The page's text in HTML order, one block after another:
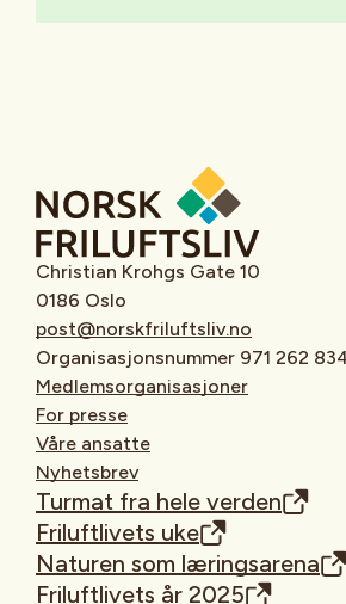
Christian Krohgs Gate 10
0186 Oslo
post@norskfriluftsliv.no
Organisasjonsnummer 971 262
Medlemsorganisasjoner
For presse
Våre ansatte
Nyhetsbrev
Turmat fra hele verden
Friluftlivets uke
Naturen som læringsarena
Friluftlivets år 2025